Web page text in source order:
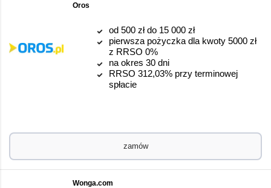
Oros
od 500 zł do 15 000 zł
pierwsza pożyczka dla kwoty 5000 zł
z RRSO 0%
na okres 30 dni
RRSO 312,03% przy terminowej
spłacie
zamów
Wonga.com